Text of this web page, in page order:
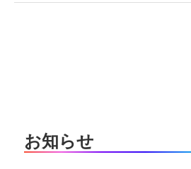
お知らせ